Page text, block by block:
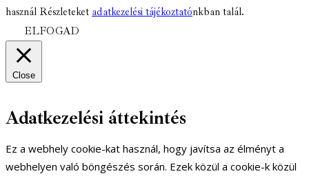
használ Részleteket adatkezelési tájékoztatónkban talál.
ELFOGAD
Close
Adatkezelési áttekintés
Ez a webhely cookie-kat használ, hogy javítsa az élményt a
webhelyen való böngészés során. Ezek közül a cookie-k közül